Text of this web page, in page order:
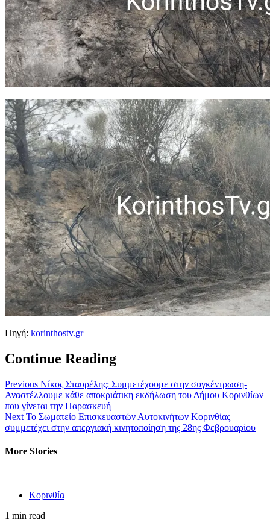
Πηγή: korinthostv.gr
Continue Reading
Previous Νίκος Σταυρέλης: Συμμετέχουμε στην συγκέντρωση-
Αναστέλλουμε κάθε αποκριάτικη εκδήλωση του Δήμου Κορινθίων
που γίνεται την Παρασκευή
Next Το Σωματείο Επισκευαστών Αυτοκινήτων Κορινθίας
συμμετέχει στην απεργιακή κινητοποίηση της 28ης Φεβρουαρίου
More Stories
Κορινθία
1 min read